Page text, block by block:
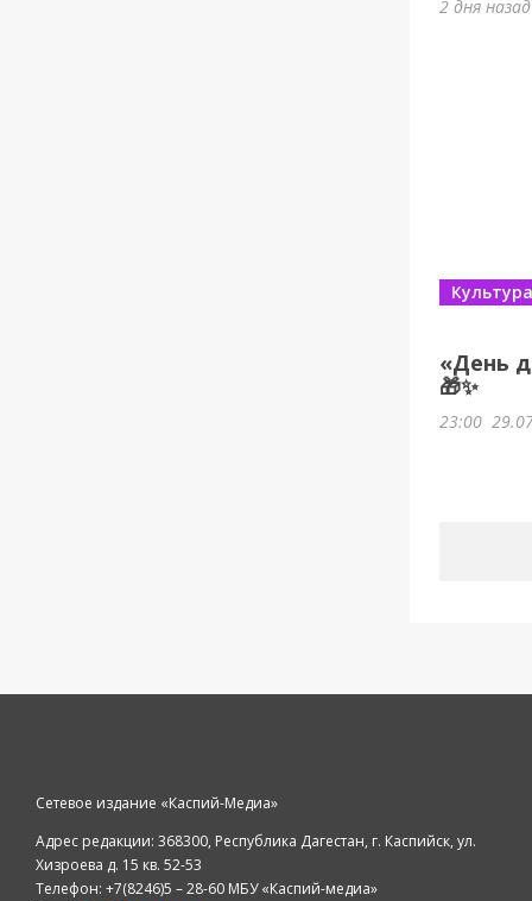
2 дня
«День
🎁✨
Культура
23:00
Сетевое издание «Каспий-Медиа»
Адрес редакции: 368300, Республика Дагестан, г. Каспийск, ул.
Хизроева д. 15 кв. 52-53
Телефон: +7(8246)5 – 28-60 МБУ «Каспий-медиа»